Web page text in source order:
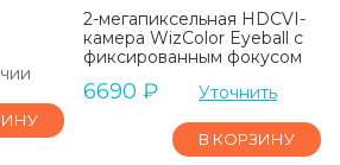
2-мегапиксельная HDCVI-
камера WizColor Eyeball с
фиксированным фокусом
6690 ₽ Уточнить
В КОРЗИНУ